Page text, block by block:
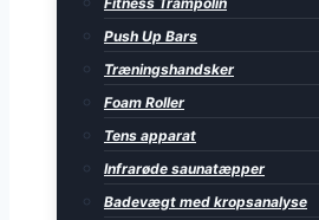
Push Up Bars
Træningshandsker
Foam Roller
Tens apparat
Infrarøde saunatæpper
Badevægt med kropsanalyse